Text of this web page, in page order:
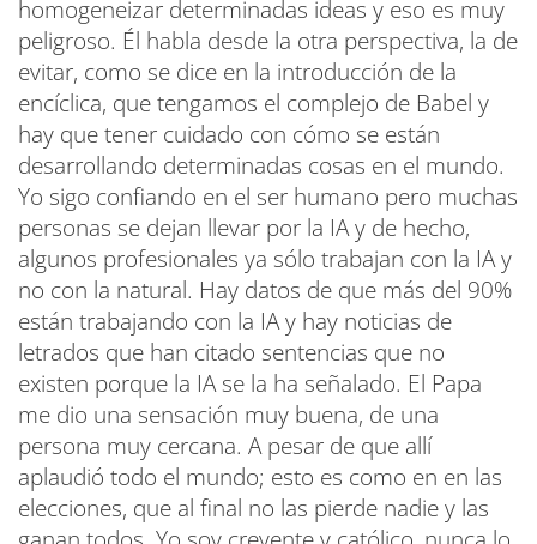
homogeneizar determinadas ideas y eso es muy
peligroso. Él habla desde la otra perspectiva, la de
evitar, como se dice en la introducción de la
encíclica, que tengamos el complejo de Babel y
hay que tener cuidado con cómo se están
desarrollando determinadas cosas en el mundo.
Yo sigo confiando en el ser humano pero muchas
personas se dejan llevar por la IA y de hecho,
algunos profesionales ya sólo trabajan con la IA y
no con la natural. Hay datos de que más del 90%
están trabajando con la IA y hay noticias de
letrados que han citado sentencias que no
existen porque la IA se la ha señalado. El Papa
me dio una sensación muy buena, de una
persona muy cercana. A pesar de que allí
aplaudió todo el mundo; esto es como en en las
elecciones, que al final no las pierde nadie y las